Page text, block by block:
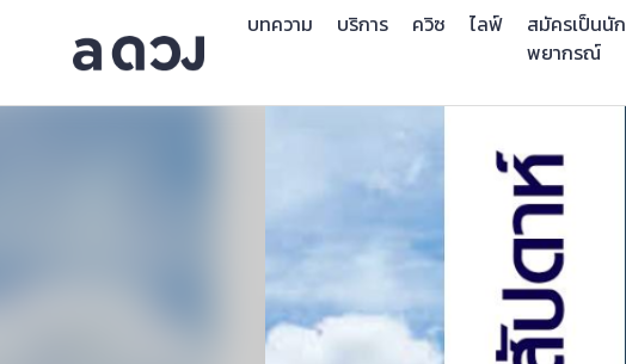
บทความ บริการ ควิซ ไลฟ์
สมัครเป็นนัก
พยากรณ์